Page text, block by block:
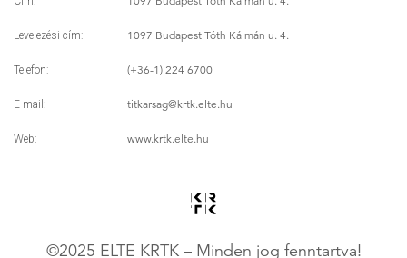
Levelezési cím: 1097 Budapest Tóth Kálmán u. 4.
Telefon: (+36-1) 224 6700
E-mail: titkarsag@krtk.elte.hu
Web: www.krtk.elte.hu
©2025 ELTE KRTK – Minden jog fenntartva!